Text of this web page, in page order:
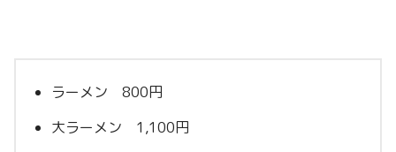
ラーメン 800円
大ラーメン 1,100円